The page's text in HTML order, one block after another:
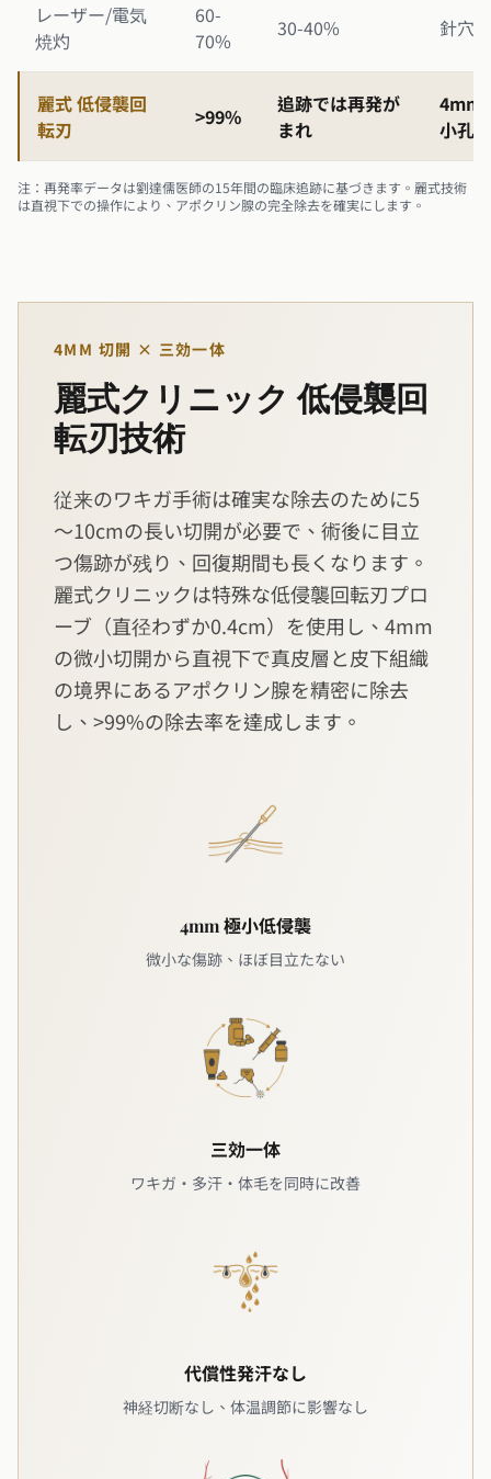
レーザー/電気
焼灼
60-
70%
30-40% 針穴
麗式 低侵襲回
転刃
>99%
追跡では再発が
まれ
4mm
小孔
注：再発率データは劉達儒医師の15年間の臨床追跡に基づきます。麗式技術
は直視下での操作により、アポクリン腺の完全除去を確実にします。
4MM 切開 × 三効一体
麗式クリニック 低侵襲回
転刃技術
従来のワキガ手術は確実な除去のために5
～10cmの長い切開が必要で、術後に目立
つ傷跡が残り、回復期間も長くなります。
麗式クリニックは特殊な低侵襲回転刃プロ
ーブ（直径わずか0.4cm）を使用し、4mm
の微小切開から直視下で真皮層と皮下組織
の境界にあるアポクリン腺を精密に除去
し、>99%の除去率を達成します。
4mm 極小低侵襲
微小な傷跡、ほぼ目立たない
三効一体
ワキガ・多汗・体毛を同時に改善
代償性発汗なし
神経切断なし、体温調節に影響なし